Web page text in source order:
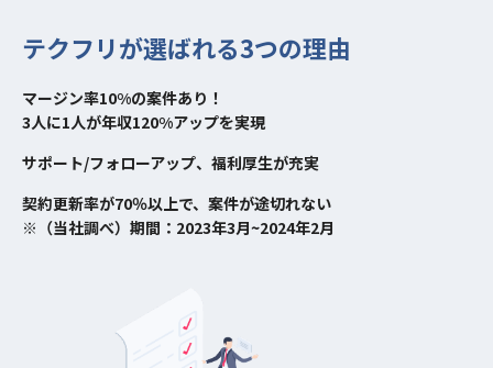
テクフリが選ばれる3つの理由
マージン率10%の案件あり！
3人に1人が年収120%アップを実現
サポート/フォローアップ、福利厚生が充実
契約更新率が70％以上で、案件が途切れない
※（当社調べ）期間：2023年3月~2024年2月